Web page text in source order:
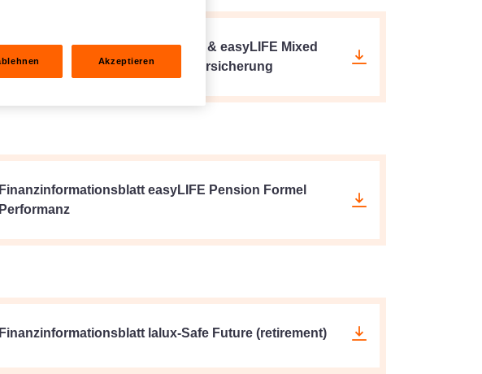
lalux-Life & easyLIFE Mixed
Sicherheit - Erlebensfallversicherung
Finanzinformationsblatt easyLIFE Pension Formel
Performanz
Finanzinformationsblatt lalux-Safe Future (retirement)
Akzeptieren